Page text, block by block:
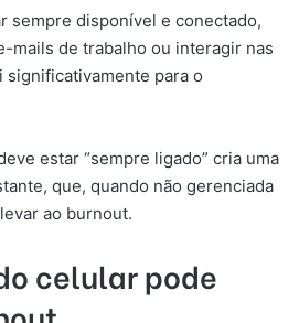
sempre disponível e conectado,
mails de trabalho ou interagir nas
para o
estar “sempre ligado” cria uma
que, quando não gerenciada
ao burnout.
celular pode